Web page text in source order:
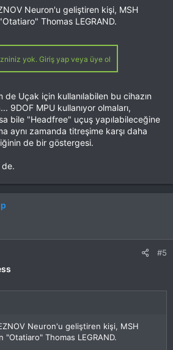
Neuron'u geliştiren kişi, MSH
Thomas LEGRAND.
yok. Giriş yap veya üye ol
de Uçak için kullanılabilen bu cihazın
9DOF MPU kullanıyor olmaları,
bile "Headfree" uçuş yapılabileceğine
aynı zamanda titreşime karşı daha
de bir göstergesi.
#5
Neuron'u geliştiren kişi, MSH
"Otatiaro" Thomas LEGRAND.